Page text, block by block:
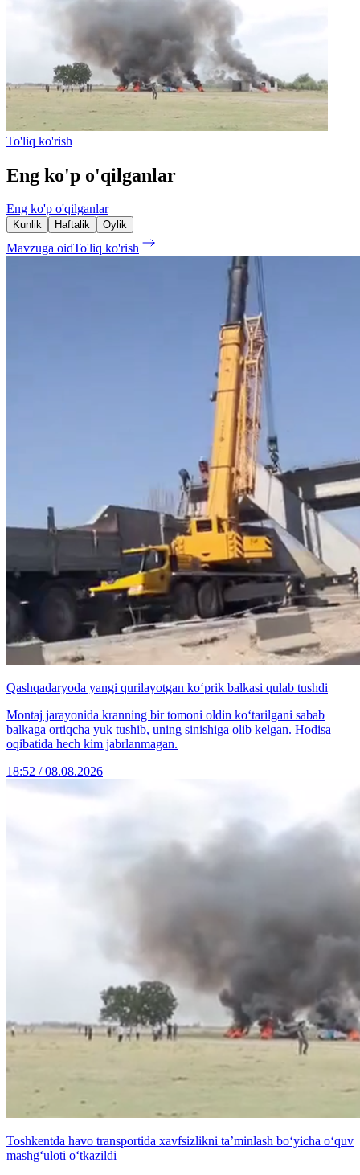
To'liq ko'rish
Eng ko'p o'qilganlar
Eng ko'p o'qilganlar
Kunlik Haftalik Oylik
Mavzuga oidTo'liq ko'rish
Qashqadaryoda yangi qurilayotgan ko‘prik balkasi qulab tushdi
Montaj jarayonida kranning bir tomoni oldin ko‘tarilgani sabab
balkaga ortiqcha yuk tushib, uning sinishiga olib kelgan. Hodisa
oqibatida hech kim jabrlanmagan.
18:52 / 08.08.2026
Toshkentda havo transportida xavfsizlikni ta’minlash bo‘yicha o‘quv
mashg‘uloti o‘tkazildi